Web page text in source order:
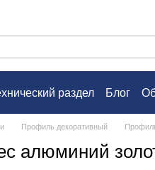
раздел Блог
Профиль декоративный
алюминий